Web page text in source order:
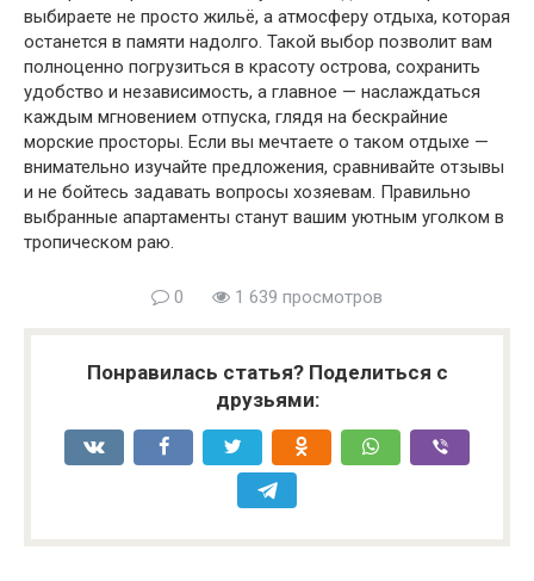
выбираете не просто жильё, а атмосферу отдыха, которая
останется в памяти надолго. Такой выбор позволит вам
полноценно погрузиться в красоту острова, сохранить
удобство и независимость, а главное — наслаждаться
каждым мгновением отпуска, глядя на бескрайние
морские просторы. Если вы мечтаете о таком отдыхе —
внимательно изучайте предложения, сравнивайте отзывы
и не бойтесь задавать вопросы хозяевам. Правильно
выбранные апартаменты станут вашим уютным уголком в
тропическом раю.
0 1 639 просмотров
Понравилась статья? Поделиться с
друзьями: